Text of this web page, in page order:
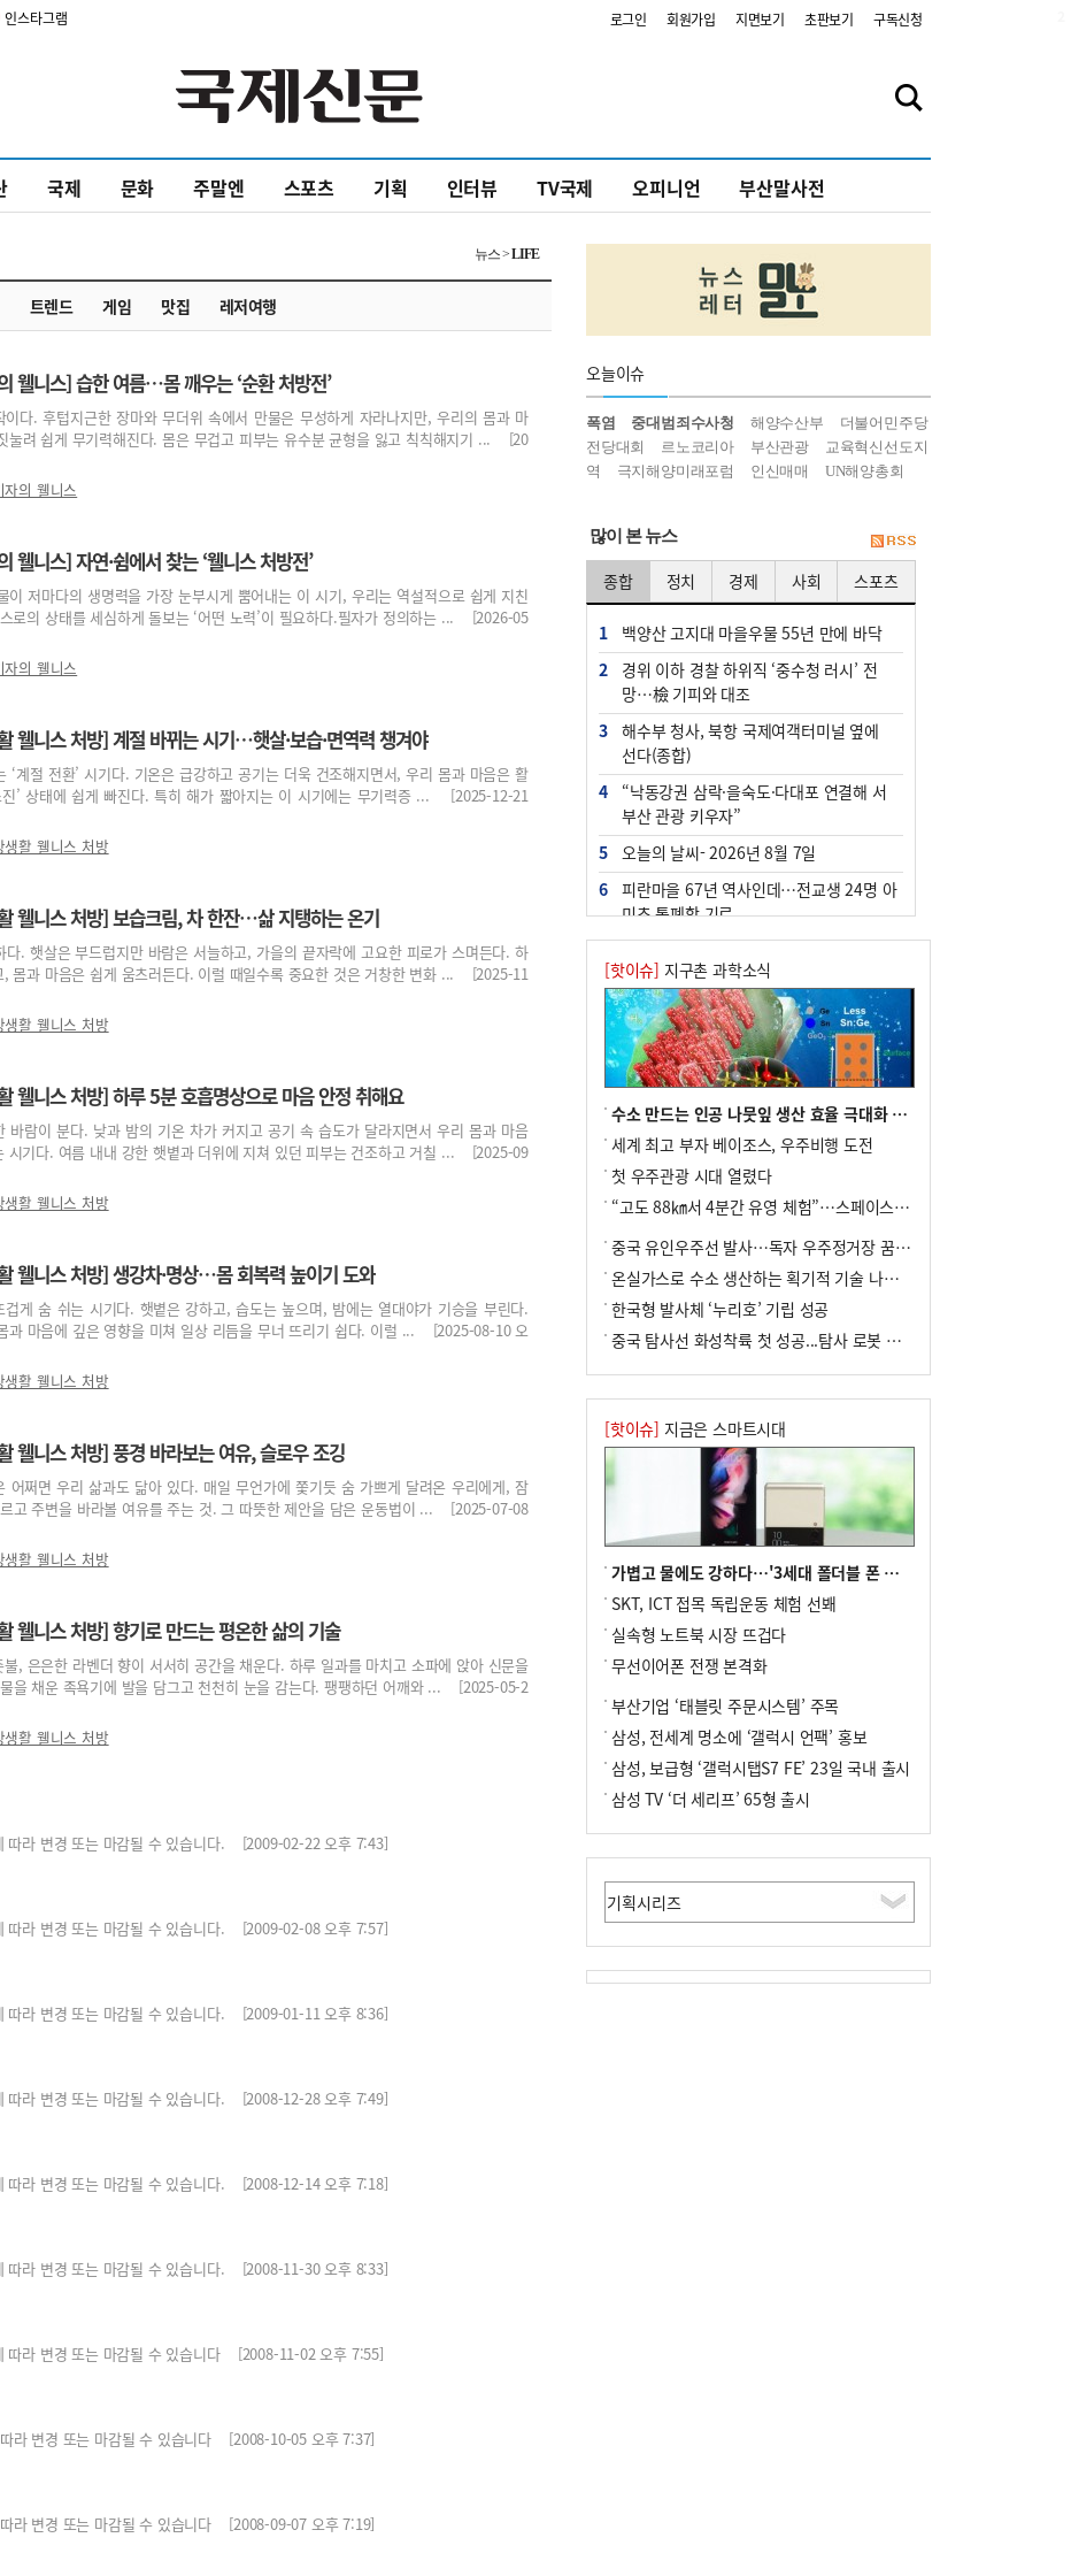
인스타그램 로그인 회원가입 지면보기 초판보기 구독신청
국제 문화 주말엔 스포츠 기획 인터뷰 TV국제 오피니언 부산말사전
트렌드 게임 맛집 레저여행
뉴스 >LIFE
웰니스] 습한 여름…몸 깨우는 ‘순환 처방전’
이다. 후텁지근한 장마와 무더위 속에서 만물은 무성하게 자라나지만, 우리의 몸과 마
눌려 쉽게 무기력해진다. 몸은 무겁고 피부는 유수분 균형을 잃고 칙칙해지기 ... [20
의 웰니스
웰니스] 자연·쉼에서 찾는 ‘웰니스 처방전’
이 저마다의 생명력을 가장 눈부시게 뿜어내는 이 시기, 우리는 역설적으로 쉽게 지친
로의 상태를 세심하게 돌보는 ‘어떤 노력’이 필요하다.필자가 정의하는 ... [2026-05
의 웰니스
웰니스 처방] 계절 바뀌는 시기…햇살·보습·면역력 챙겨야
‘계절 전환’ 시기다. 기온은 급강하고 공기는 더욱 건조해지면서, 우리 몸과 마음은 활
진’ 상태에 쉽게 빠진다. 특히 해가 짧아지는 이 시기에는 무기력증 ... [2025-12-21
생활 웰니스 처방
웰니스 처방] 보습크림, 차 한잔…삶 지탱하는 온기
다. 햇살은 부드럽지만 바람은 서늘하고, 가을의 끝자락에 고요한 피로가 스며든다. 하
, 몸과 마음은 쉽게 움츠러든다. 이럴 때일수록 중요한 것은 거창한 변화 ... [2025-11
생활 웰니스 처방
웰니스 처방] 하루 5분 호흡명상으로 마음 안정 취해요
바람이 분다. 낮과 밤의 기온 차가 커지고 공기 속 습도가 달라지면서 우리 몸과 마음
시기다. 여름 내내 강한 햇볕과 더위에 지쳐 있던 피부는 건조하고 거칠 ... [2025-09
생활 웰니스 처방
웰니스 처방] 생강차·명상…몸 회복력 높이기 도와
게 숨 쉬는 시기다. 햇볕은 강하고, 습도는 높으며, 밤에는 열대야가 기승을 부린다.
과 마음에 깊은 영향을 미쳐 일상 리듬을 무너 뜨리기 쉽다. 이럴 ... [2025-08-10 오
생활 웰니스 처방
웰니스 처방] 풍경 바라보는 여유, 슬로우 조깅
어쩌면 우리 삶과도 닮아 있다. 매일 무언가에 쫓기듯 숨 가쁘게 달려온 우리에게, 잠
고 주변을 바라볼 여유를 주는 것. 그 따뜻한 제안을 담은 운동법이 ... [2025-07-08
생활 웰니스 처방
웰니스 처방] 향기로 만드는 평온한 삶의 기술
, 은은한 라벤더 향이 서서히 공간을 채운다. 하루 일과를 마치고 소파에 앉아 신문을
을 채운 족욕기에 발을 담그고 천천히 눈을 감는다. 팽팽하던 어깨와 ... [2025-05-2
생활 웰니스 처방
따라 변경 또는 마감될 수 있습니다. [2009-02-22 오후 7:43]
따라 변경 또는 마감될 수 있습니다. [2009-02-08 오후 7:57]
따라 변경 또는 마감될 수 있습니다. [2009-01-11 오후 8:36]
따라 변경 또는 마감될 수 있습니다. [2008-12-28 오후 7:49]
따라 변경 또는 마감될 수 있습니다. [2008-12-14 오후 7:18]
따라 변경 또는 마감될 수 있습니다. [2008-11-30 오후 8:33]
따라 변경 또는 마감될 수 있습니다 [2008-11-02 오후 7:55]
라 변경 또는 마감될 수 있습니다 [2008-10-05 오후 7:37]
라 변경 또는 마감될 수 있습니다 [2008-09-07 오후 7:19]
오늘이슈
폭염 중대범죄수사청 해양수산부
더불어민주당
전당대회
르노코리아 부산관광
교육혁신선도지
역
극지해양미래포럼 인신매매 UN해양총회
많이 본 뉴스
종합 정치 경제 사회 스포츠
1
백양산 고지대 마을우물 55년 만에 바닥
2
경위 이하 경찰 하위직 ‘중수청 러시’ 전
망…檢 기피와 대조
3
해수부 청사, 북항 국제여객터미널 옆에
선다(종합)
4
“낙동강권 삼락·을숙도·다대포 연결해 서
부산 관광 키우자”
5
오늘의 날씨- 2026년 8월 7일
6
피란마을 67년 역사인데…전교생 24명 아
미초 통폐합 기로
풀 꺾일 듯
[사설] 해수부 신청사 북항으로 확정, 해양
수도 도약의 전환점
9
외국인 선원 ‘인신매매 경유지’ 된 부산…
10 르노 못 타는 부산시장…관용차 규정에 막
힌 지역기업 응원
[핫이슈] 지구촌 과학소식
수소 만드는 인공 나뭇잎 생산 효율 극대화 기술 개발
세계 최고 부자 베이조스, 우주비행 도전
첫 우주관광 시대 열렸다
“고도 88㎞서 4분간 유영 체험”…스페이스X(일론 머스크 설립 기업) 9월 궤도비행 도전
중국 유인우주선 발사…독자 우주정거장 꿈 성큼
온실가스로 수소 생산하는 획기적 기술 나왔다
한국형 발사체 ‘누리호’ 기립 성공
중국 탐사선 화성착륙 첫 성공...탐사 로봇 임무 착수
[핫이슈] 지금은 스마트시대
가볍고 물에도 강하다…'3세대 폴더블 폰 시대' 활짝
SKT, ICT 접목 독립운동 체험 선봬
실속형 노트북 시장 뜨겁다
무선이어폰 전쟁 본격화
부산기업 ‘태블릿 주문시스템’ 주목
삼성, 전세계 명소에 ‘갤럭시 언팩’ 홍보
삼성, 보급형 ‘갤럭시탭S7 FE’ 23일 국내 출시
삼성 TV ‘더 세리프’ 65형 출시